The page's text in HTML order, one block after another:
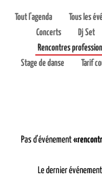
Tout l'agenda Tous les
Concerts
Dj Set
Rencontres
Stage de danse
Tarif
Pas d'événement
Le dernier